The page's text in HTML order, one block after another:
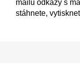
mailu odkazy s
stáhnete,